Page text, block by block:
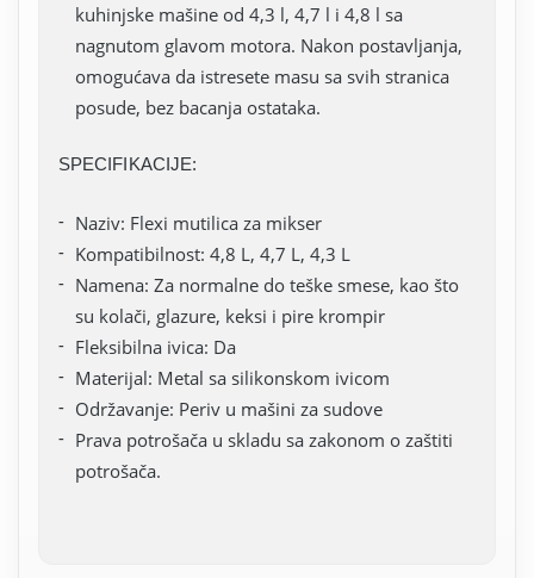
kuhinjske mašine od 4,3 l, 4,7 l i 4,8 l sa
nagnutom glavom motora. Nakon postavljanja,
omogućava da istresete masu sa svih stranica
posude, bez bacanja ostataka.
SPECIFIKACIJE:
Naziv: Flexi mutilica za mikser
Kompatibilnost: 4,8 L, 4,7 L, 4,3 L
Namena: Za normalne do teške smese, kao što
su kolači, glazure, keksi i pire krompir
Fleksibilna ivica: Da
Materijal: Metal sa silikonskom ivicom
Održavanje: Periv u mašini za sudove
Prava potrošača u skladu sa zakonom o zaštiti
potrošača.